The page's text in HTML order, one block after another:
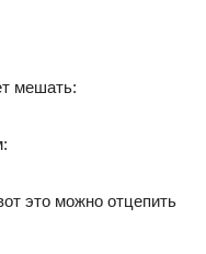
мешать:
это можно отцепить